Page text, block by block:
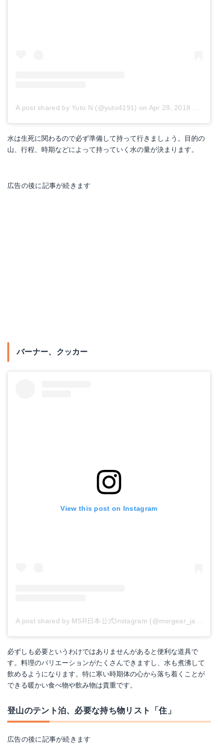
A post shared by Yuto N (@yuto4191) on Apr 28, 2018 at 11:17pm PDT
水は生死に関わるので必ず準備して持って行きましょう。目的の
山、行程、時期などによって持っていく水の量が決まります。
広告の後に記事が続きます
バーナー、クッカー
View this post on Instagram
必ずしも必要というわけではありませんがあると便利な道具で
す。料理のバリエーションがたくさんできますし、水も煮沸して
飲めるようになります。特に寒い時期体の心から落ち着くことが
できる暖かい食べ物や飲み物は貴重です。
登山のテント泊、必要な持ち物リスト「住」
広告の後に記事が続きます